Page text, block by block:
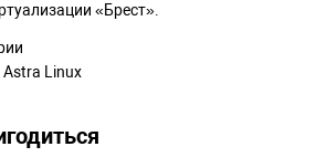
«Брест».
Astra Linux